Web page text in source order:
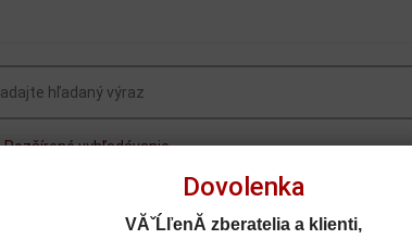
Rozšírené vyhľadávanie
AUTOGALLERY.sk OSOBNÉ AUTÁ
Dovolenka
VĂˇĹľenĂ­ zberatelia a klienti,